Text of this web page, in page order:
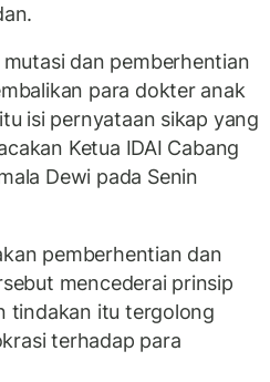
dan pemberhentian
para dokter anak
isi pernyataan sikap yang
Ketua IDAI Cabang
Dewi pada Senin
pemberhentian dan
mencederai prinsip
tindakan itu tergolong
terhadap para